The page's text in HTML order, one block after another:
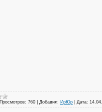
Просмотров: 760 Добавил: ИрЮр Дата: